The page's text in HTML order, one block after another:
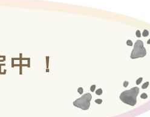
感染症予防
フィラリア
ワクチン
！